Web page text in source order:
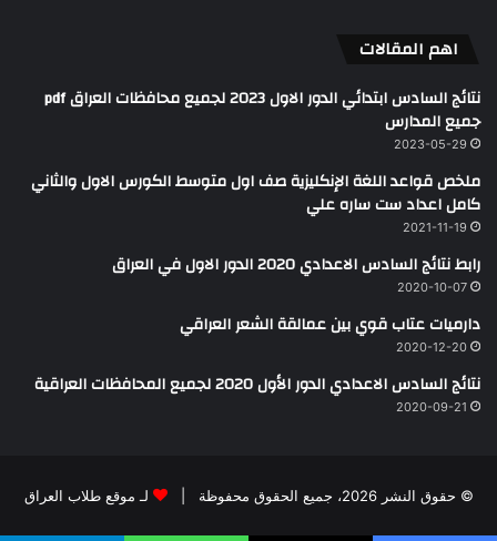
اهم المقالات
نتائج السادس ابتدائي الدور الاول 2023 لجميع محافظات العراق pdf
جميع المدارس
2023-05-29
ملخص قواعد اللغة الإنكليزية صف اول متوسط الكورس الاول والثاني
كامل اعداد ست ساره علي
2021-11-19
رابط نتائج السادس الاعدادي 2020 الدور الاول في العراق
2020-10-07
دارميات عتاب قوي بين عمالقة الشعر العراقي
2020-12-20
نتائج السادس الاعدادي الدور الأول 2020 لجميع المحافظات العراقية
2020-09-21
© حقوق النشر 2026، جميع الحقوق محفوظة | لـ موقع طلاب العراق